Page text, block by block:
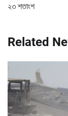
২৩ শতাংশ
Related